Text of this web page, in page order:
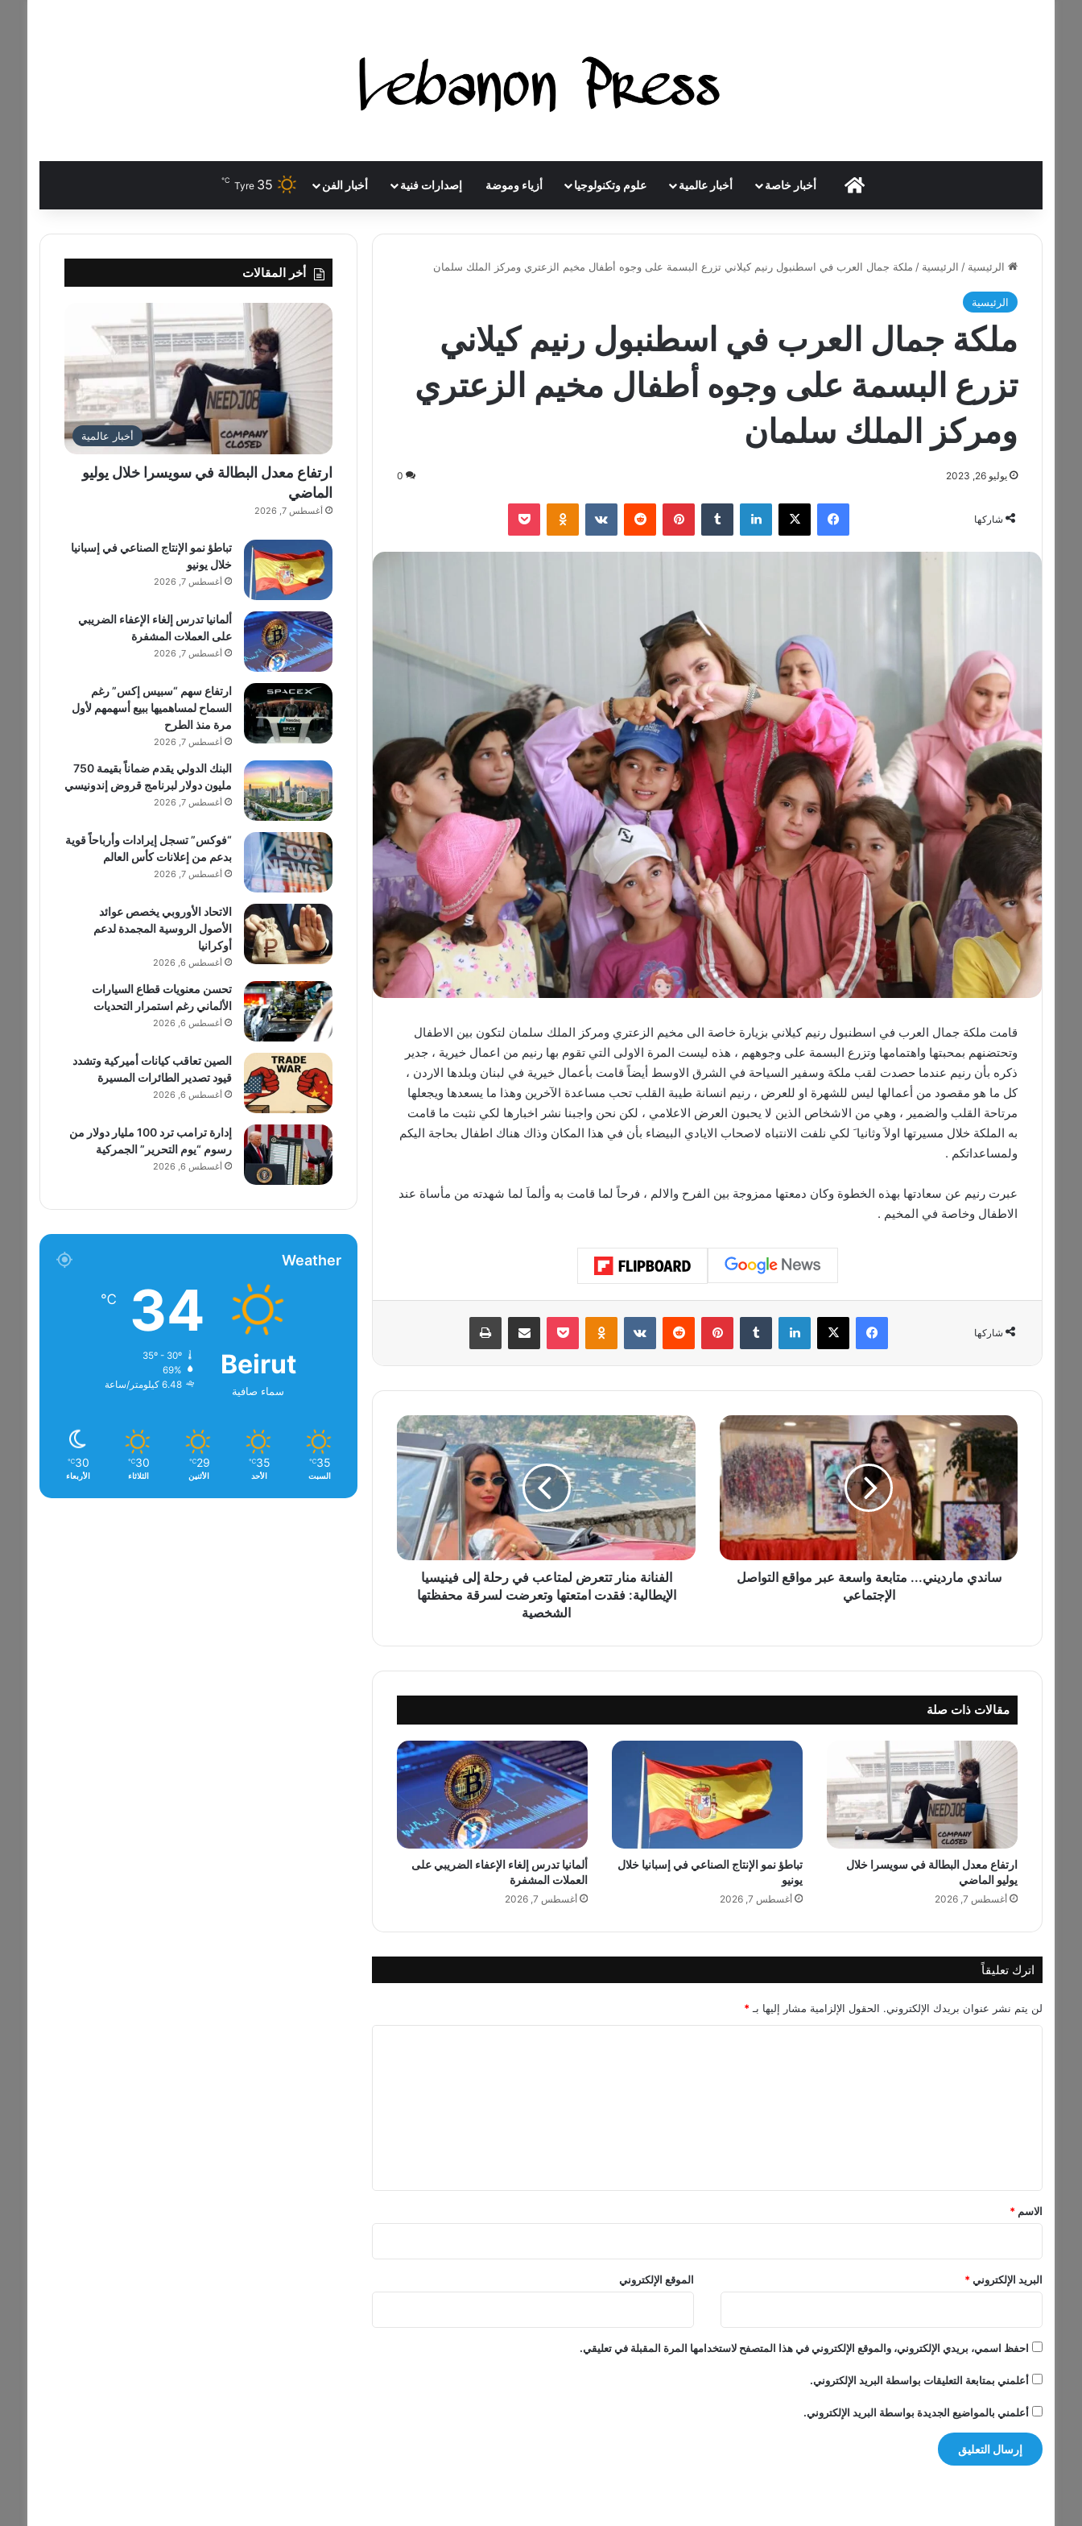
HOMEأخبار خاصة أخبار عالمية علوم وتكنولوجيا أزياء وموضة إصدارات فنية أخبار الفن Tyre 35
℃
الرئيسية / الرئيسية / ملكة جمال العرب في اسطنبول رنيم كيلاني تزرع البسمة على وجوه أطفال مخيم الزعتري ومركز الملك سلمان
الرئيسية
ملكة جمال العرب في اسطنبول رنيم كيلاني
تزرع البسمة على وجوه أطفال مخيم الزعتري
ومركز الملك سلمان
يوليو 26, 2023 0
شاركها
فيسبوك ‫X لينكدإن ‏Tumblr بينتيريست ‏Reddit
‏VKontakte
Odnoklassniki
‫Pocket
قامت ملكة جمال العرب في اسطنبول رنيم كيلاني بزيارة خاصة الى مخيم الزعتري ومركز الملك سلمان لتكون بين الاطفال
وتحتضنهم بمحبتها واهتمامها وتزرع البسمة على وجوههم ، هذه ليست المرة الاولى التي تقوم بها رنيم من اعمال خيرية ، جدير
ذكره بأن رنيم عندما حصدت لقب ملكة وسفير السياحة في الشرق الاوسط أيضاً قامت بأعمال خيرية في لبنان وبلدها الاردن ،
كل ما هو مقصود من أعمالها ليس للشهرة او للعرض ، رنيم انسانة طيبة القلب تحب مساعدة الآخرين وهذا ما يسعدها ويجعلها
مرتاحة القلب والضمير ، وهي من الاشخاص الذين لا يحبون العرض الاعلامي ، لكن نحن واجبنا نشر اخبارها لكي نثبت ما قامت
به الملكة خلال مسيرتها اولاَ وثانيا َ لكي نلفت الانتباه لاصحاب الايادي البيضاء بأن في هذا المكان وذاك هناك اطفال بحاجة اليكم
ولمساعداتكم .
عبرت رنيم عن سعادتها بهذه الخطوة وكان دمعتها ممزوجة بين الفرح والالم ، فرحاً لما قامت به وألماَ لما شهدته من مأساة عند
الاطفال وخاصة في المخيم .
شاركها
فيسبوك ‫X لينكدإن ‏Tumblr بينتيريست ‏Reddit
‏VKontakte
Odnoklassniki
‫Pocket مشاركة عبر البريد طباعة
س
ا
د
ي
م
ا
ر
د
.
ت
ب
ع
ة
و
ا
س
ة
ع
ب
ر
و
ق
ع
ل
ا
ساندي مارديني... متابعة واسعة عبر مواقع التواصل
الإجتماعي
ا
ل
ف
ن
ة
م
ن
ع
ل
ت
ا
ب
ف
ي
ر
ح
ل
ى
ن
ت
ع
الفنانة منار تتعرض لمتاعب في رحلة إلى فينيسيا
الإيطالية: فقدت امتعتها وتعرضت لسرقة محفظتها
الشخصية
مقالات ذات صلة
ارتفاع معدل البطالة في سويسرا خلال
يوليو الماضي
أغسطس 7, 2026
تباطؤ نمو الإنتاج الصناعي في إسبانيا خلال
يونيو
أغسطس 7, 2026
ألمانيا تدرس إلغاء الإعفاء الضريبي على
العملات المشفرة
أغسطس 7, 2026
اترك تعليقاً
لن يتم نشر عنوان بريدك الإلكتروني. الحقول الإلزامية مشار إليها بـ *
*
الاسم *
البريد الإلكتروني* الموقع الإلكتروني
احفظ اسمي، بريدي الإلكتروني، والموقع الإلكتروني في هذا المتصفح لاستخدامها المرة المقبلة في تعليقي.
أعلمني بمتابعة التعليقات بواسطة البريد الإلكتروني.
أعلمني بالمواضيع الجديدة بواسطة البريد الإلكتروني.
أخر المقالات
أخبار عالمية
ارتفاع معدل البطالة في سويسرا خلال يوليو
الماضي
أغسطس 7, 2026
تباطؤ نمو الإنتاج الصناعي في إسبانيا
خلال يونيو
أغسطس 7, 2026
ألمانيا تدرس إلغاء الإعفاء الضريبي
على العملات المشفرة
أغسطس 7, 2026
ارتفاع سهم “سبيس إكس” رغم
السماح لمساهميها ببيع أسهمهم لأول
مرة منذ الطرح
أغسطس 7, 2026
البنك الدولي يقدم ضماناً بقيمة 750
مليون دولار لبرنامج قروض إندونيسي
أغسطس 7, 2026
“فوكس” تسجل إيرادات وأرباحاً قوية
بدعم من إعلانات كأس العالم
أغسطس 7, 2026
الاتحاد الأوروبي يخصص عوائد
الأصول الروسية المجمدة لدعم
أوكرانيا
أغسطس 6, 2026
تحسن معنويات قطاع السيارات
الألماني رغم استمرار التحديات
أغسطس 6, 2026
الصين تعاقب كيانات أميركية وتشدد
قيود تصدير الطائرات المسيرة
أغسطس 6, 2026
إدارة ترامب ترد 100 مليار دولار من
رسوم “يوم التحرير” الجمركية
أغسطس 6, 2026
Weather
Beirut
سماء صافية
34
℃
35º - 30º
69%
6.48 كيلومتر/ساعة
35
℃
السبت
35
℃
الأحد
29
℃
الأثنين
30
℃
الثلاثاء
30
℃
الأربعاء